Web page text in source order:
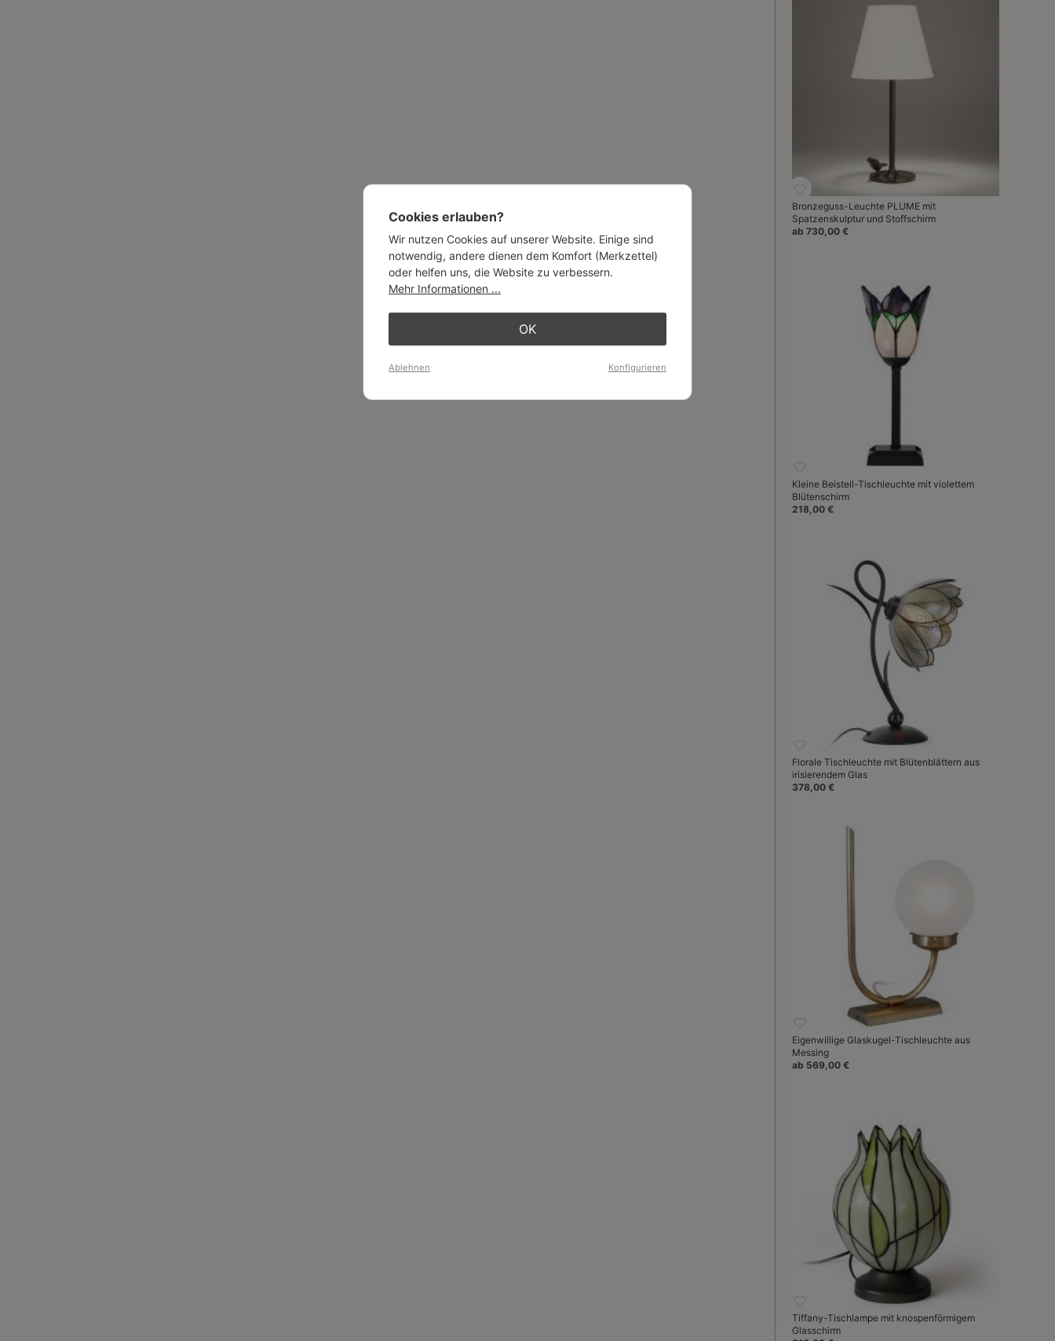
Bronzeguss-Leuchte PLUME mit
Spatzenskulptur und Stoffschirm
ab 730,00 €
Kleine Beistell-Tischleuchte mit violettem
Blütenschirm
218,00 €
Florale Tischleuchte mit Blütenblättern aus
irisierendem Glas
378,00 €
Eigenwillige Glaskugel-Tischleuchte aus
Messing
ab 569,00 €
Tiffany-Tischlampe mit knospenförmigem
Glasschirm
Cookies erlauben?
Wir nutzen Cookies auf unserer Website. Einige sind
notwendig, andere dienen dem Komfort (Merkzettel)
oder helfen uns, die Website zu verbessern.
Mehr Informationen ...
OK
Ablehnen Konfigurieren